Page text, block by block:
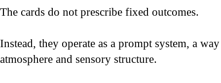
The cards do not prescribe fixed outcomes.
Instead, they operate as a prompt system, a
atmosphere and sensory structure.